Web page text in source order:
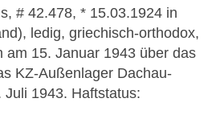
# 42.478, * 15.03.1924 in
ledig, griechisch-orthodox,
am 15. Januar 1943 über das
KZ-Außenlager Dachau-
1943. Haftstatus: